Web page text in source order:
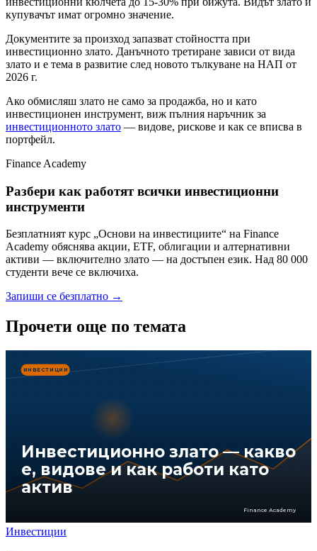
купувачът имат огромно значение.
Документите за произход запазват стойността при
инвестиционно злато. Данъчното третиране зависи от вида
злато и е тема в развитие след новото тълкуване на НАП от
2026 г.
Ако обмисляш злато не само за продажба, но и като
инвестиционен инструмент, виж пълния наръчник за
инвестиционното злато — видове, рискове и как се вписва в
портфейл.
Finance Academy
Разбери как работят всички инвестиционни
инструменти
Безплатният курс „Основи на инвестициите“ на Finance
Academy обяснява акции, ETF, облигации и алтернативни
активи — включително злато — на достъпен език. Над 80 000
студенти вече се включиха.
Запиши се безплатно →
Прочети още по темата
ИНВЕСТИЦИИ
Инвестиционно злато — какво
е, видове и как работи като
актив
Finance Academy
Инвестиции